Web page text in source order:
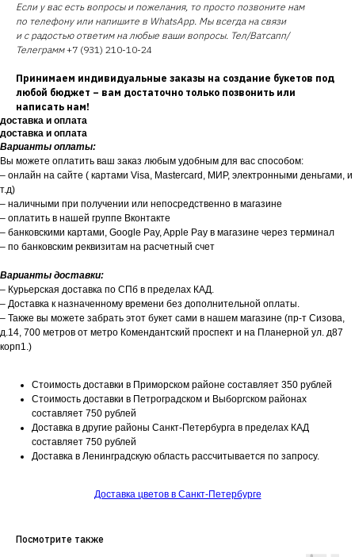
Если у вас есть вопросы и пожелания, то просто позвоните нам
по телефону или напишите в WhatsApp. Мы всегда на связи
и с радостью ответим на любые ваши вопросы. Тел/Ватсапп/
Телеграмм+7 (931) 210-10-24
Принимаем индивидуальные заказы на создание букетов под
любой бюджет – вам достаточно только позвонить или
написать нам!
доставка и оплата
доставка и оплата
Варианты оплаты:
Вы можете оплатить ваш заказ любым удобным для вас способом:
– онлайн на сайте ( картами Visa, Mastercard, МИР, электронными деньгами, и
т.д)
– наличными при получении или непосредственно в магазине
– оплатить в нашей группе Вконтакте
– банковскими картами, Google Pay, Apple Pay в магазине через терминал
– по банковским реквизитам на расчетный счет
Варианты доставки:
– Курьерская доставка по СПб в пределах КАД.
– Доставка к назначенному времени без дополнительной оплаты.
– Также вы можете забрать этот букет сами в нашем магазине (пр-т Сизова,
д.14, 700 метров от метро Комендантский проспект и на Планерной ул. д87
корп1.)
Стоимость доставки в Приморском районе составляет 350 рублей
Стоимость доставки в Петроградском и Выборгском районах
составляет 750 рублей
Доставка в другие районы Санкт-Петербурга в пределах КАД
составляет 750 рублей
Доставка в Ленинградскую область рассчитывается по запросу.
Доставка цветов в Санкт-Петербурге
Посмотрите также